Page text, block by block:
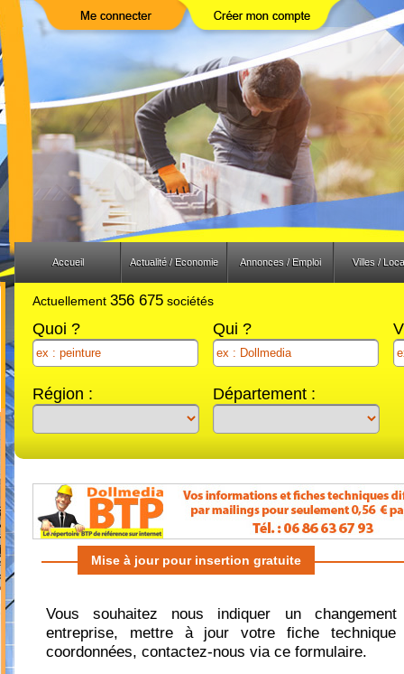
Accueil Actualité / Economie Annonces / Emploi Villes /
Actuellement 356 675 sociétés
Quoi ? Qui ?
Région : Département :
Previous
Next
Mise à jour pour insertion gratuite
Vous souhaitez nous indiquer un
entreprise, mettre à jour votre fiche technique
coordonnées, contactez-nous via ce formulaire.